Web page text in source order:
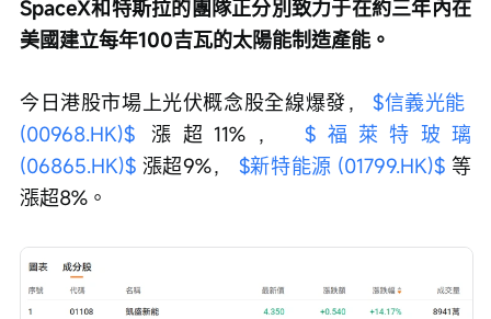
SpaceX和特斯拉的團隊正分別致力于在約三年內在
美國建立每年100吉瓦的太陽能制造產能。
今日港股市場上光伏概念股全線爆發， $信義光能
(00968.HK)$ 漲超11%， $福萊特玻璃
(06865.HK)$ 漲超9%， $新特能源 (01799.HK)$ 等
漲超8%。